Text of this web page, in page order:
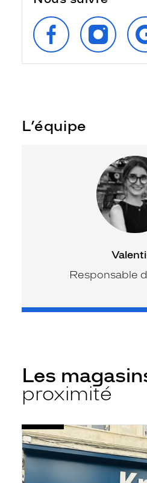
SUIVEZ‑NOUS
SUR
FACEBOOK
SUR
INSTAGRAM
L’équipe
Responsable
Les
proximité
Opticien
Niort
-
Rue
Voir
la
fiche